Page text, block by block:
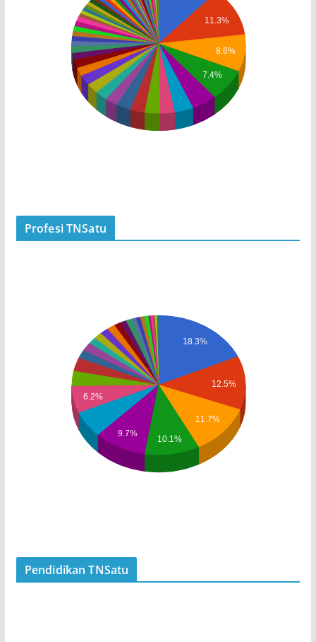
11.3%
8.6%
7.4%
Profesi TNSatu
18.3%
12.5%
11.7%
6.2%
9.7%
10.1%
Pendidikan TNSatu